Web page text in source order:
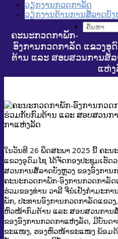
ວຽກງານກວດກາລັດ
ວຽກງານຕ້ານການສໍ້ລາດບັງ
ຄະນະກວດກາພັກ-
ອົງການກວດກາລັດ ແຂວງອຸ
ຕ້ານ ແລະ ສອບສວນການສໍ້
ແຫ່ງ
ໃນວັນທີ 26 ພຶດສະພາ 2025 ນີ້ ຄະ
ແຂວງອຸດົມໄຊ ໄດ້ຈັດກອງປະຊຸມເຮັ
ສວນການສໍ້ລາດບັງຫຼວງ ຂອງອົງກາ
ຄະນະກວດກາພັກ-ອົງການກວດກາລັ
ຮ່ວມຂອງທ່ານ ວາລີ ຈືນໍເຢັງກຳມະກ
ພັກ, ປະທານອົງການກວດກາລັດແຂວ
ຫົວໜ້າກົມຕ້ານ ແລະ ສອບສວນການ
ຂອງອົງການກວດກາແຫ່ງລັດ, ມີບັນດ
ຂະແໜງ, ຮອງຫົວໜ້າຂະແໜງ ພ້ອມດ້